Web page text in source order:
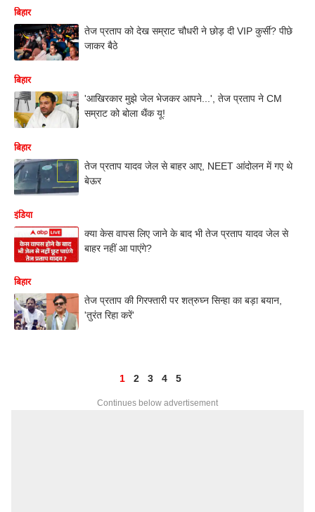
बिहार
तेज प्रताप को देख सम्राट चौधरी ने छोड़ दी VIP कुर्सी? पीछे
जाकर बैठे
बिहार
'आखिरकार मुझे जेल भेजकर आपने...', तेज प्रताप ने CM
सम्राट को बोला थैंक यू!
बिहार
तेज प्रताप यादव जेल से बाहर आए, NEET आंदोलन में गए थे
बेऊर
इंडिया
क्या केस वापस लिए जाने के बाद भी तेज प्रताप यादव जेल से
बाहर नहीं आ पाएंगे?
बिहार
तेज प्रताप की गिरफ्तारी पर शत्रुघ्न सिन्हा का बड़ा बयान,
'तुरंत रिहा करें'
1 2 3 4 5
Continues below advertisement